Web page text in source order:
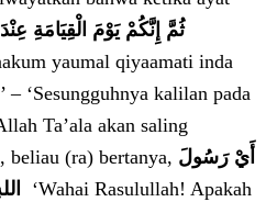
ثُمَّ إِنَّكُمْ يَوْمَ الْقِيَامَةِ
yaumal qiyaamati inda
– ‘Sesungguhnya kalilan pada
Ta’ala akan saling
beliau (ra) bertanya, أَيْ رَسُولَ
‘Wahai Rasulullah! Apakah